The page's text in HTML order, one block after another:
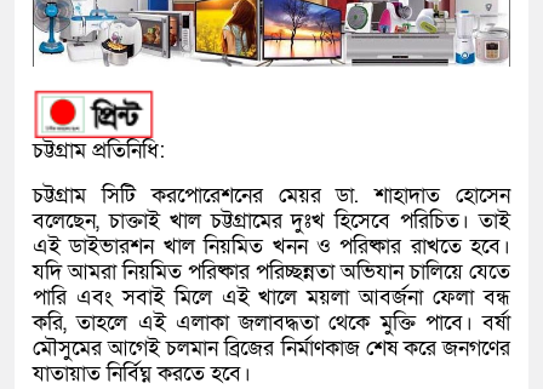
চট্টগ্রাম প্রতিনিধি:
চট্টগ্রাম সিটি করপোরেশনের মেয়র ডা. শাহাদাত হোসেন
বলেছেন, চাক্তাই খাল চট্টগ্রামের দুঃখ হিসেবে পরিচিত। তাই
এই ডাইভারশন খাল নিয়মিত খনন ও পরিষ্কার রাখতে হবে।
যদি আমরা নিয়মিত পরিষ্কার পরিচ্ছন্নতা অভিযান চালিয়ে যেতে
পারি এবং সবাই মিলে এই খালে ময়লা আবর্জনা ফেলা বন্ধ
করি, তাহলে এই এলাকা জলাবদ্ধতা থেকে মুক্তি পাবে। বর্ষা
মৌসুমের আগেই চলমান ব্রিজের নির্মাণকাজ শেষ করে জনগণের
যাতায়াত নির্বিঘ্ন করতে হবে।